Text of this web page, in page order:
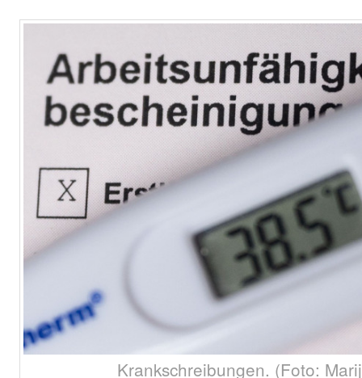
Krankschreibungen. (Foto: